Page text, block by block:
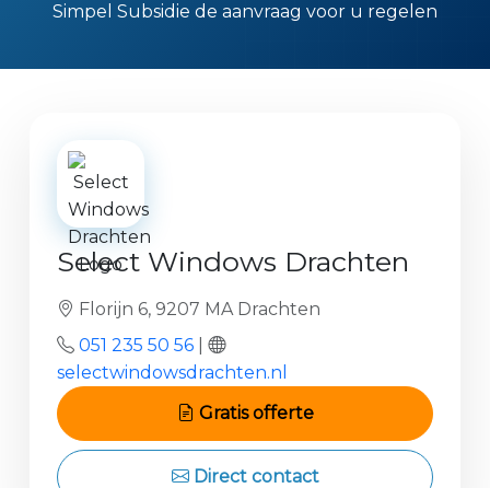
Simpel Subsidie de aanvraag voor u regelen
Select Windows Drachten
Florijn 6, 9207 MA Drachten
051 235 50 56
selectwindowsdrachten.nl
Gratis offerte
Direct contact